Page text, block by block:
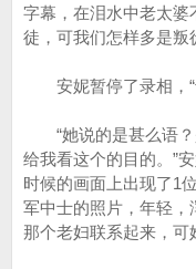
字幕，在泪水中老太婆
徒，可我们怎样多是叛
安妮暂停了录相，“
“她说的是甚么语？
给我看这个的目的。”
时候的画面上出现了1
军中士的照片，年轻
那个老妇联系起来，可